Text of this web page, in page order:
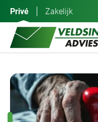
inhoud
Privé Zakelijk